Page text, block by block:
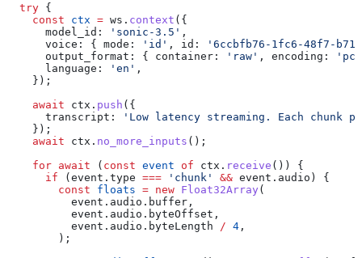
  try
{
    const
ctx = ws . context ({
      model_id:
'sonic-3.5' ,
      voice:
{ mode: 'id' , id:
'6ccbfb76-1fc6-48f7-
      output_format:
{ container: 'raw' , encoding:
      language:
'en' ,
    });
    await
ctx . push ({
      transcript:
'Low latency streaming. Each
    });
    await
ctx . no_more_inputs ();
    for
await ( const event of ctx . receive ()) {
      if
( event . type === 'chunk' && event . audio ) {
        const
floats = new Float32Array (
          event
. audio . buffer ,
          event
. audio . byteOffset ,
          event
. audio . byteLength / 4 ,
        );